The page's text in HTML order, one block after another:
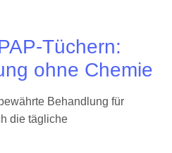
Tüchern:
ohne Chemie
Behandlung für
die tägliche